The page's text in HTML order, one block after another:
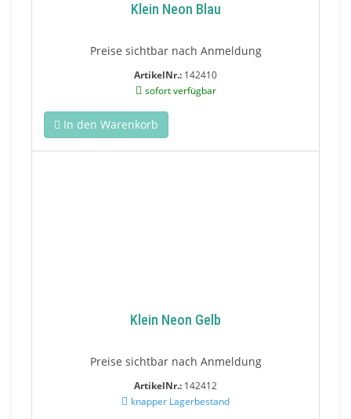
Klein Neon Blau
Preise sichtbar nach Anmeldung
ArtikelNr.: 142410
sofort verfügbar
In den Warenkorb
Klein Neon Gelb
Preise sichtbar nach Anmeldung
ArtikelNr.: 142412
knapper Lagerbestand